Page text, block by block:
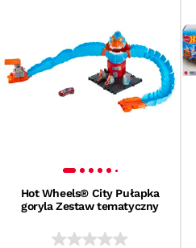
Hot Wheels® City Pułapka
goryla Zestaw tematyczny